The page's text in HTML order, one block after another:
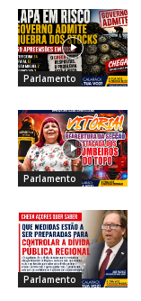
Parlamento
Parlamento
Parlamento